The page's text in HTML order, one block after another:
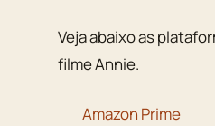
Veja abaixo as
filme Annie.
Amazon Prime